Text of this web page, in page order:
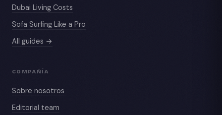
Dubai Living Costs
Sofa Surfing Like a Pro
All guides →
COMPAÑÍA
Sobre nosotros
Editorial team